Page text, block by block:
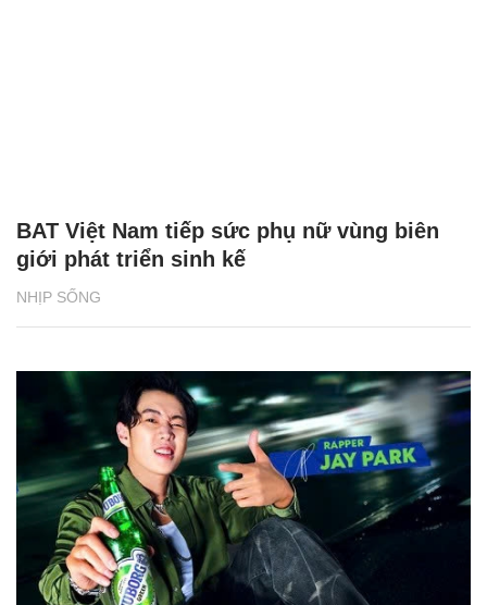
NHỊP SỐNG
BAT Việt Nam tiếp sức phụ nữ vùng biên
giới phát triển sinh kế